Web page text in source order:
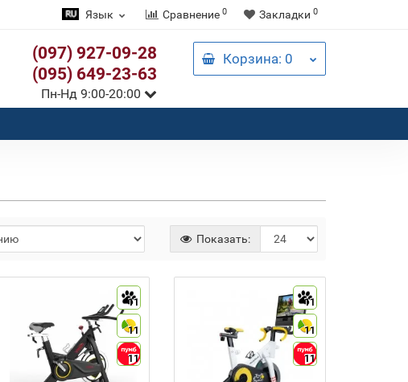
Язык Сравнение 0 Закладки 0
(097) 927-09-28
(095) 649-23-63
Пн-Нд 9:00-20:00
Корзина: 0
Показать:
11
11
11
11
11
11